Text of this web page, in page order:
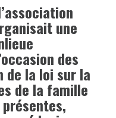
une
des
de la loi sur la
de la famille